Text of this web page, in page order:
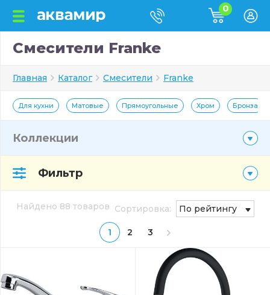
0
Смесители Franke
Главная Каталог Смесители Franke
Для кухни Матовые Прямоугольные Хром Бронза
Коллекции
Фильтр
Найдено 88 товаров
1 2 3
Сортировка: По рейтингу